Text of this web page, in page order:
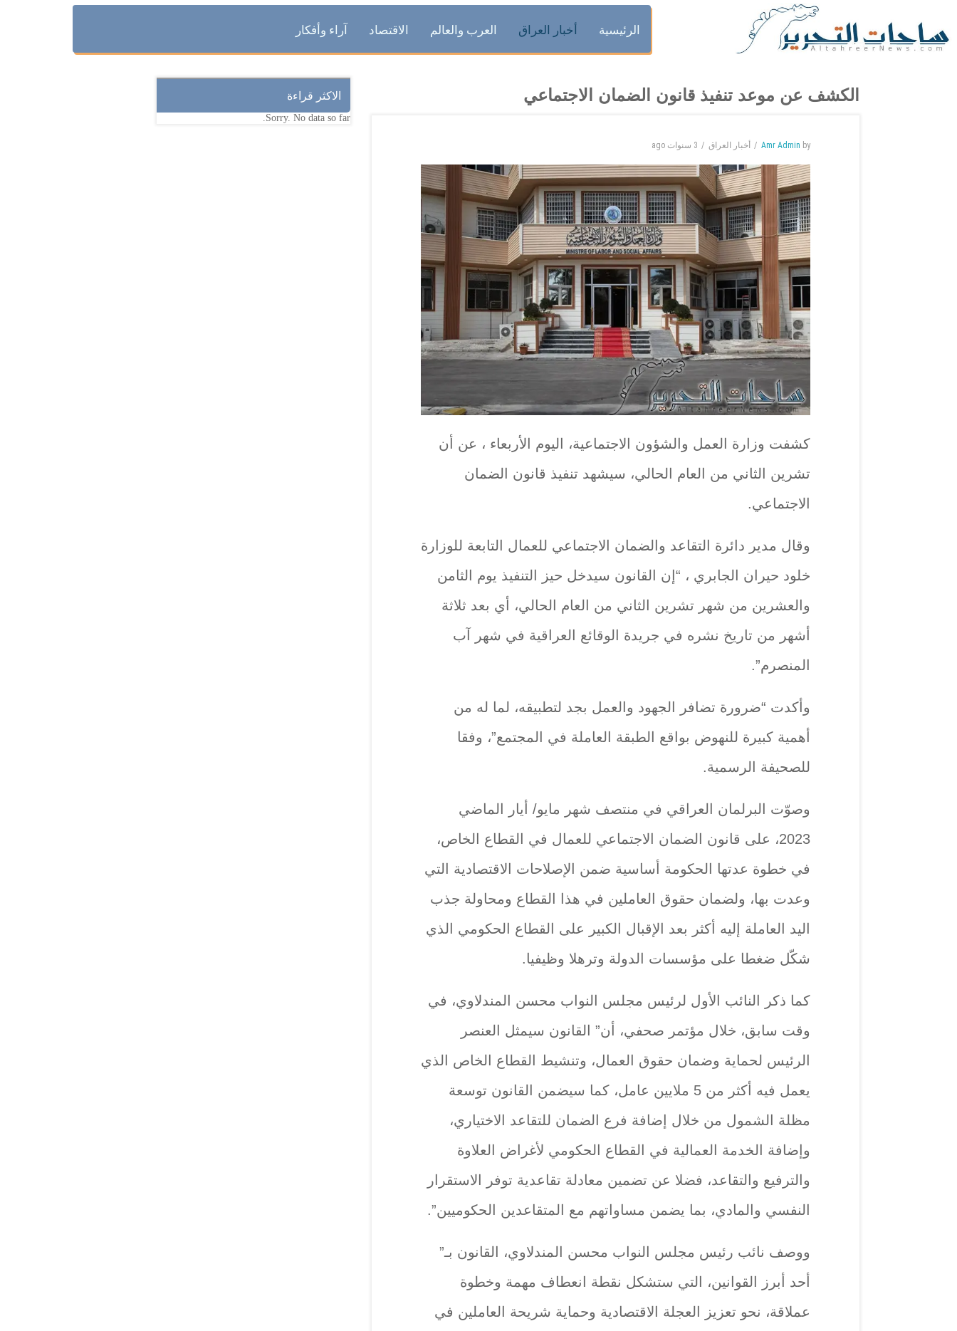
الرئيسية أخبار العراق العرب والعالم الاقتصاد آراء وأفكار
الكشف عن موعد تنفيذ قانون الضمان الاجتماعي
by
Amr Admin أخبار العراق 3 سنوات ago
كشفت وزارة العمل والشؤون الاجتماعية، اليوم الأربعاء ، عن أن
تشرين الثاني من العام الحالي، سيشهد تنفيذ قانون الضمان
الاجتماعي.
وقال مدير دائرة التقاعد والضمان الاجتماعي للعمال التابعة للوزارة
خلود حيران الجابري ، “إن القانون سيدخل حيز التنفيذ يوم الثامن
والعشرين من شهر تشرين الثاني من العام الحالي، أي بعد ثلاثة
أشهر من تاريخ نشره في جريدة الوقائع العراقية في شهر آب
المنصرم”.
وأكدت “ضرورة تضافر الجهود والعمل بجد لتطبيقه، لما له من
أهمية كبيرة للنهوض بواقع الطبقة العاملة في المجتمع”، وفقا
للصحيفة الرسمية.
وصوّت البرلمان العراقي في منتصف شهر مايو/ أيار الماضي
2023، على قانون الضمان الاجتماعي للعمال في القطاع الخاص،
في خطوة عدتها الحكومة أساسية ضمن الإصلاحات الاقتصادية التي
وعدت بها، ولضمان حقوق العاملين في هذا القطاع ومحاولة جذب
اليد العاملة إليه أكثر بعد الإقبال الكبير على القطاع الحكومي الذي
شكّل ضغطا على مؤسسات الدولة وترهلا وظيفيا.
كما ذكر النائب الأول لرئيس مجلس النواب محسن المندلاوي، في
وقت سابق، خلال مؤتمر صحفي، أن” القانون سيمثل العنصر
الرئيس لحماية وضمان حقوق العمال، وتنشيط القطاع الخاص الذي
يعمل فيه أكثر من 5 ملايين عامل، كما سيضمن القانون توسعة
مظلة الشمول من خلال إضافة فرع الضمان للتقاعد الاختياري،
وإضافة الخدمة العمالية في القطاع الحكومي لأغراض العلاوة
والترفيع والتقاعد، فضلا عن تضمين معادلة تقاعدية توفر الاستقرار
النفسي والمادي، بما يضمن مساواتهم مع المتقاعدين الحكوميين”.
ووصف نائب رئيس مجلس النواب محسن المندلاوي، القانون بـ”
أحد أبرز القوانين، التي ستشكل نقطة انعطاف مهمة وخطوة
عملاقة، نحو تعزيز العجلة الاقتصادية وحماية شريحة العاملين في
الاكثر قراءة
Sorry. No data so far.